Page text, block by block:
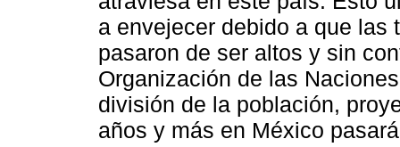
a envejecer debido a que las
pasaron de ser altos y sin
Organización de las
división de la población,
años y más en México